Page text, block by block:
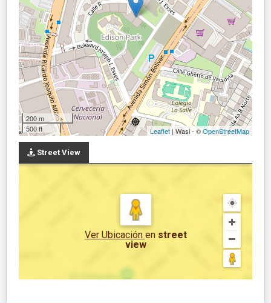
200 m
500 ft
Leaflet | Wasi - ©OpenStreetMap
Street View
Ver Ubicación en street
view